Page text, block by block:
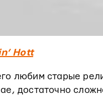
Hott
любим старые
достаточно